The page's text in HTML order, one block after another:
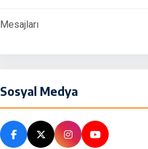
Mesajları
Sosyal Medya